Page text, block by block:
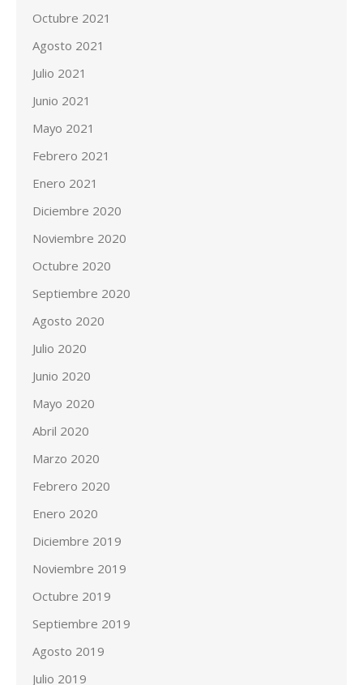
Octubre 2021
Agosto 2021
Julio 2021
Junio 2021
Mayo 2021
Febrero 2021
Enero 2021
Diciembre 2020
Noviembre 2020
Octubre 2020
Septiembre 2020
Agosto 2020
Julio 2020
Junio 2020
Mayo 2020
Abril 2020
Marzo 2020
Febrero 2020
Enero 2020
Diciembre 2019
Noviembre 2019
Octubre 2019
Septiembre 2019
Agosto 2019
Julio 2019